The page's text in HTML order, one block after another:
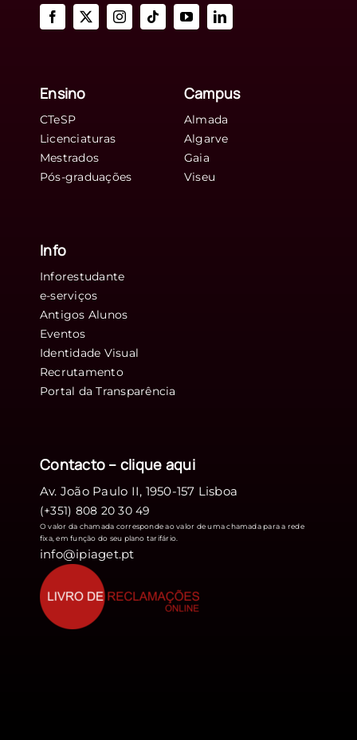
Ensino
CTeSP
Licenciaturas
Mestrados
Pós-graduações
Campus
Almada
Algarve
Gaia
Viseu
Info
Inforestudante
e-serviços
Antigos Alunos
Eventos
Identidade Visual
Recrutamento
Portal da Transparência
Contacto – clique aqui
Av. João Paulo II, 1950-157 Lisboa
(+351) 808 20 30 49
O valor da chamada corresponde ao valor de uma chamada para a rede
fixa, em função do seu plano tarifário.
info@ipiaget.pt